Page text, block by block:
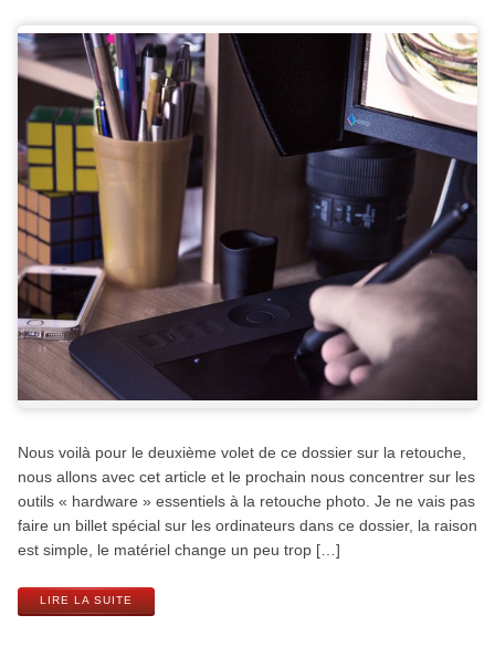
Nous voilà pour le deuxième volet de ce dossier sur la retouche,
nous allons avec cet article et le prochain nous concentrer sur les
outils « hardware » essentiels à la retouche photo. Je ne vais pas
faire un billet spécial sur les ordinateurs dans ce dossier, la raison
est simple, le matériel change un peu trop […]
LIRE LA SUITE